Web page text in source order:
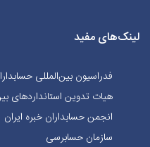
لینک‌های مفید
فدراسیون بین‌المللی
هیات تدوین استانداردهای
انجمن حسابداران خبره ايران
سازمان حسابرسی